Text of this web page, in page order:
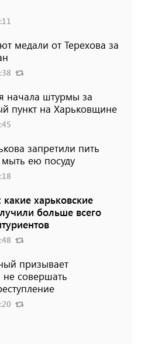
медали от Терехова за
начала штурмы за
пункт на Харьковщине
запретили пить
ею посуду
какие харьковские
больше всего
призывает
совершать